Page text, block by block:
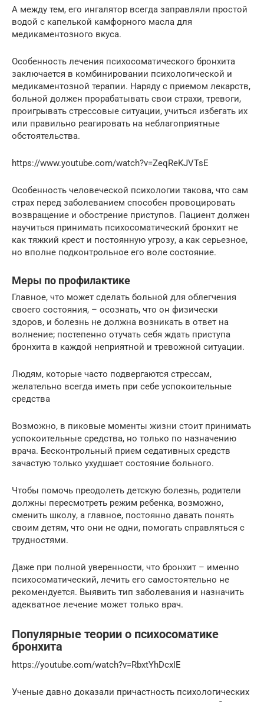
А между тем, его ингалятор всегда заправляли простой
водой с капелькой камфорного масла для
медикаментозного вкуса.
Особенность лечения психосоматического бронхита
заключается в комбинировании психологической и
медикаментозной терапии. Наряду с приемом лекарств,
больной должен прорабатывать свои страхи, тревоги,
проигрывать стрессовые ситуации, учиться избегать их
или правильно реагировать на неблагоприятные
обстоятельства.
https://www.youtube.com/watch?v=ZeqReKJVTsE
Особенность человеческой психологии такова, что сам
страх перед заболеванием способен провоцировать
возвращение и обострение приступов. Пациент должен
научиться принимать психосоматический бронхит не
как тяжкий крест и постоянную угрозу, а как серьезное,
но вполне подконтрольное его воле состояние.
Меры по профилактике
Главное, что может сделать больной для облегчения
своего состояния, – осознать, что он физически
здоров, и болезнь не должна возникать в ответ на
волнение; постепенно отучать себя ждать приступа
бронхита в каждой неприятной и тревожной ситуации.
Людям, которые часто подвергаются стрессам,
желательно всегда иметь при себе успокоительные
средства
Возможно, в пиковые моменты жизни стоит принимать
успокоительные средства, но только по назначению
врача. Бесконтрольный прием седативных средств
зачастую только ухудшает состояние больного.
Чтобы помочь преодолеть детскую болезнь, родители
должны пересмотреть режим ребенка, возможно,
сменить школу, а главное, постоянно давать понять
своим детям, что они не одни, помогать справляться с
трудностями.
Даже при полной уверенности, что бронхит – именно
психосоматический, лечить его самостоятельно не
рекомендуется. Выявить тип заболевания и назначить
адекватное лечение может только врач.
Популярные теории о психосоматике
бронхита
https://youtube.com/watch?v=RbxtYhDcxIE
Ученые давно доказали причастность психологических